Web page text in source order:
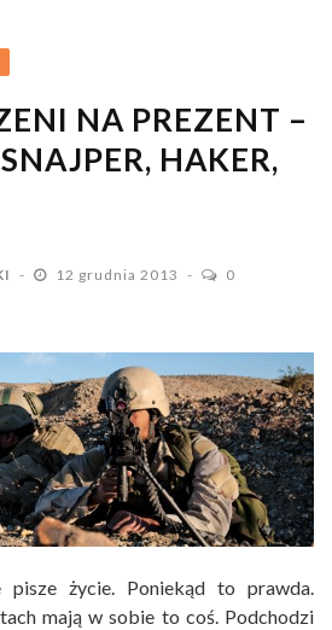
NA PREZENT –
HAKER,
12 grudnia 2013 0
pisze życie. Poniekąd to prawda.
mają w sobie to coś. Podchodzi